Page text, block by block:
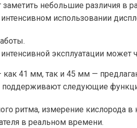
небольшие различия в
использовании
эксплуатации может
41 мм, так и 45 мм —
поддерживают следующие
ритма, измерение
в реальном времени.